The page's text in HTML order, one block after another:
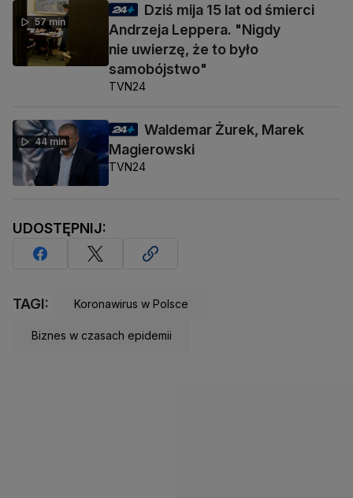
57 min
Dziś mija 15 lat od śmierci
Andrzeja Leppera. "Nigdy
nie uwierzę, że to było
samobójstwo"
TVN24
44 min
Waldemar Żurek, Marek
Magierowski
TVN24
UDOSTĘPNIJ:
TAGI: Koronawirus w Polsce
Biznes w czasach epidemii